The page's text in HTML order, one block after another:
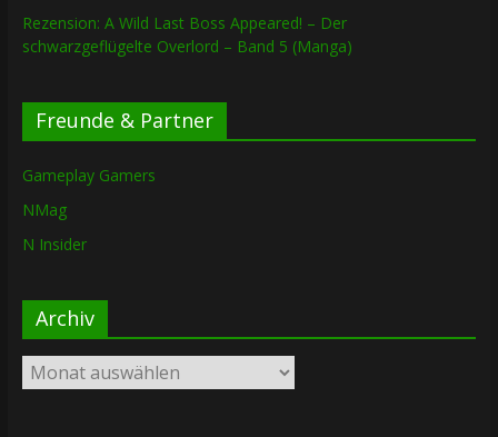
Rezension: A Wild Last Boss Appeared! – Der
schwarzgeflügelte Overlord – Band 5 (Manga)
Freunde & Partner
Gameplay Gamers
NMag
N Insider
Archiv
Archiv